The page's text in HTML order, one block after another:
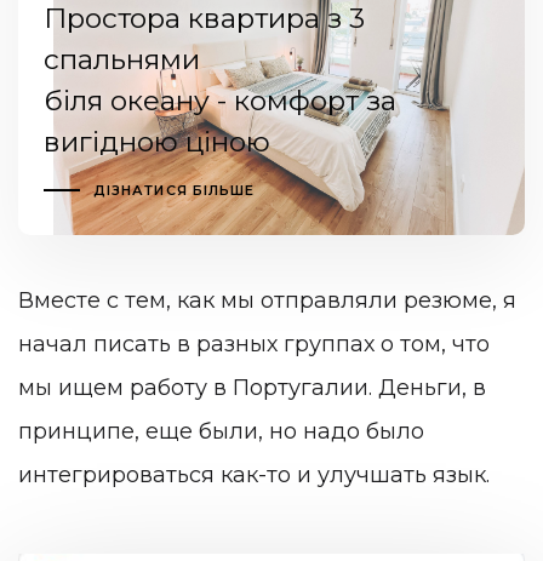
Простора квартира з 3
спальнями
біля океану - комфорт за
вигідною ціною
ДІЗНАТИСЯ БІЛЬШЕ
Вместе с тем, как мы отправляли резюме, я
начал писать в разных группах о том, что
мы ищем работу в Португалии. Деньги, в
принципе, еще были, но надо было
интегрироваться как-то и улучшать язык.